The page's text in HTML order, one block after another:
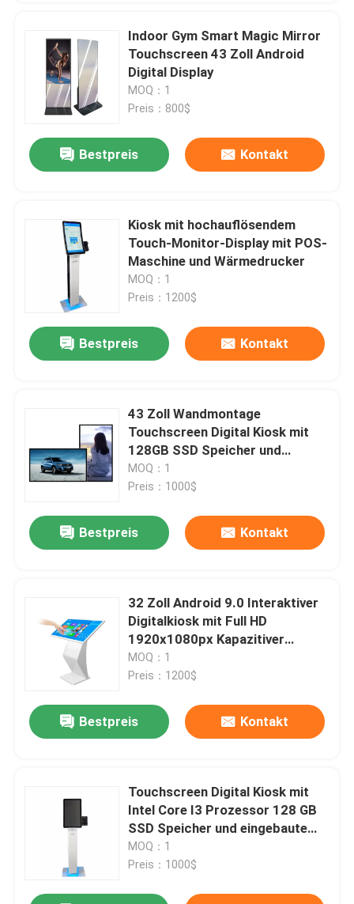
Haus
Indoor Gym Smart Magic Mirror
Touchscreen 43 Zoll Android
Digital Display
MOQ：1
Preis：800$
Bestpreis Kontakt
Kiosk mit hochauflösendem
Touch-Monitor-Display mit POS-
Maschine und Wärmedrucker
MOQ：1
Preis：1200$
Bestpreis Kontakt
43 Zoll Wandmontage
Touchscreen Digital Kiosk mit
128GB SSD Speicher und
kapazitivem Touch-Display
MOQ：1
Preis：1000$
Bestpreis Kontakt
32 Zoll Android 9.0 Interaktiver
Digitalkiosk mit Full HD
1920x1080px Kapazitiver
Touchscreen
MOQ：1
Preis：1200$
Bestpreis Kontakt
Touchscreen Digital Kiosk mit
Intel Core I3 Prozessor 128 GB
SSD Speicher und eingebaute
Lautsprecher
MOQ：1
Preis：1000$